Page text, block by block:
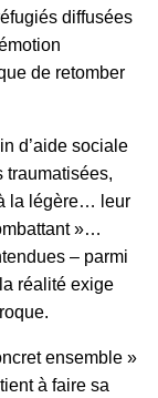
diffusées
de retomber
d’aide sociale
traumatisées,
la légère… leur
»…
– parmi
réalité exige
ensemble »
à faire sa